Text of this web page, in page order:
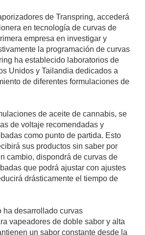
de Transpring, accederá
en tecnología de curvas de
empresa en investigar y
la programación de curvas
ha establecido laboratorios de
Unidos y Tailandia dedicados a
de diferentes formulaciones de
de aceite de cannabis, se
de voltaje recomendadas y
como punto de partida. Esto
sus productos sin saber por
cambio, dispondrá de curvas de
que podrá ajustar con ajustes
drásticamente el tiempo de
ha desarrollado curvas
vapeadores de doble sabor y alta
un sabor constante desde la